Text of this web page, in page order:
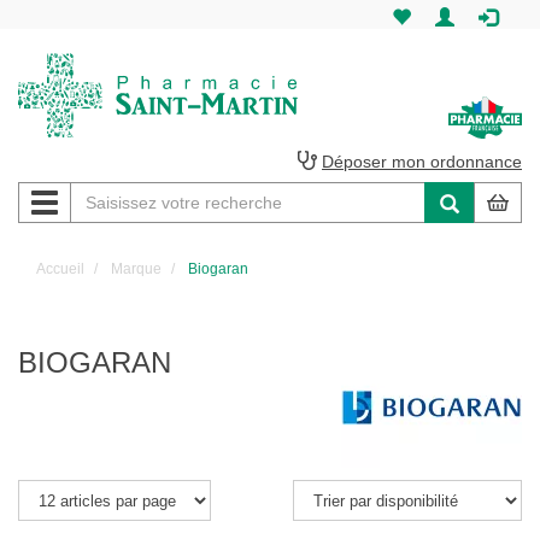
Martin
Pharmacie
Déposer mon ordonnance
Navigation
Accueil Marque Biogaran
BIOGARAN